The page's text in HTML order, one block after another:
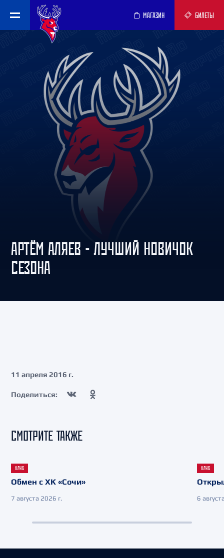
МАГАЗИН БИЛЕТЫ
АРТЁМ АЛЯЕВ - ЛУЧШИЙ НОВИЧОК
СЕЗОНА
11 апреля 2016 г.
Поделиться:
СМОТРИТЕ ТАКЖЕ
КЛУБ
Обмен с ХК «Сочи»
7 августа 2026 г.
КЛУБ
6